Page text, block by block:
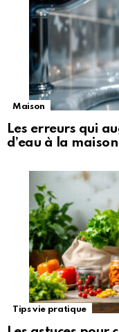
Maison
Les erreurs qui
d’eau à la maison
Tips vie pratique